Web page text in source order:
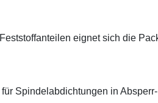
eignet sich die
Spindelabdichtungen in